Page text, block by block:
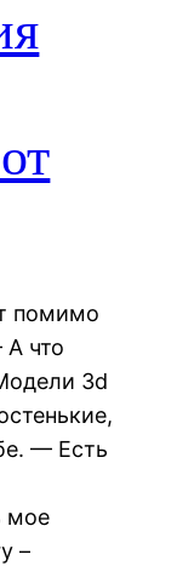
помимо
что
3d
— Есть
мое
–